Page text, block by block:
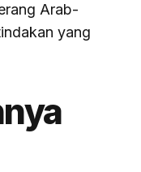
Arab-
yang